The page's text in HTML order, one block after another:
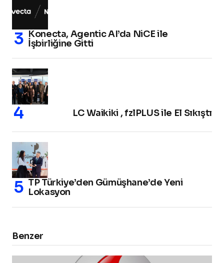
Konecta, Agentic AI’da NiCE ile
İşbirliğine Gitti
LC Waikiki , fzlPLUS ile El Sıkıştı
TP Türkiye’den Gümüşhane’de Yeni
Lokasyon
Benzer